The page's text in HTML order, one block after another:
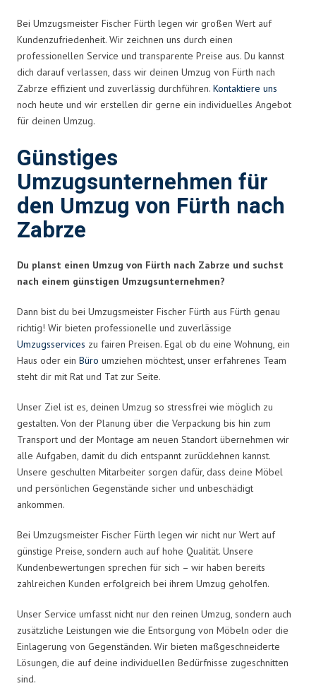
Bei Umzugsmeister Fischer Fürth legen wir großen Wert auf
Kundenzufriedenheit. Wir zeichnen uns durch einen
professionellen Service und transparente Preise aus. Du kannst
dich darauf verlassen, dass wir deinen Umzug von Fürth nach
Zabrze effizient und zuverlässig durchführen. Kontaktiere uns
noch heute und wir erstellen dir gerne ein individuelles Angebot
für deinen Umzug.
Günstiges
Umzugsunternehmen für
den Umzug von Fürth nach
Zabrze
Du planst einen Umzug von Fürth nach Zabrze und suchst
nach einem günstigen Umzugsunternehmen?
Dann bist du bei Umzugsmeister Fischer Fürth aus Fürth genau
richtig! Wir bieten professionelle und zuverlässige
Umzugsservices zu fairen Preisen. Egal ob du eine Wohnung, ein
Haus oder ein Büro umziehen möchtest, unser erfahrenes Team
steht dir mit Rat und Tat zur Seite.
Unser Ziel ist es, deinen Umzug so stressfrei wie möglich zu
gestalten. Von der Planung über die Verpackung bis hin zum
Transport und der Montage am neuen Standort übernehmen wir
alle Aufgaben, damit du dich entspannt zurücklehnen kannst.
Unsere geschulten Mitarbeiter sorgen dafür, dass deine Möbel
und persönlichen Gegenstände sicher und unbeschädigt
ankommen.
Bei Umzugsmeister Fischer Fürth legen wir nicht nur Wert auf
günstige Preise, sondern auch auf hohe Qualität. Unsere
Kundenbewertungen sprechen für sich – wir haben bereits
zahlreichen Kunden erfolgreich bei ihrem Umzug geholfen.
Unser Service umfasst nicht nur den reinen Umzug, sondern auch
zusätzliche Leistungen wie die Entsorgung von Möbeln oder die
Einlagerung von Gegenständen. Wir bieten maßgeschneiderte
Lösungen, die auf deine individuellen Bedürfnisse zugeschnitten
sind.